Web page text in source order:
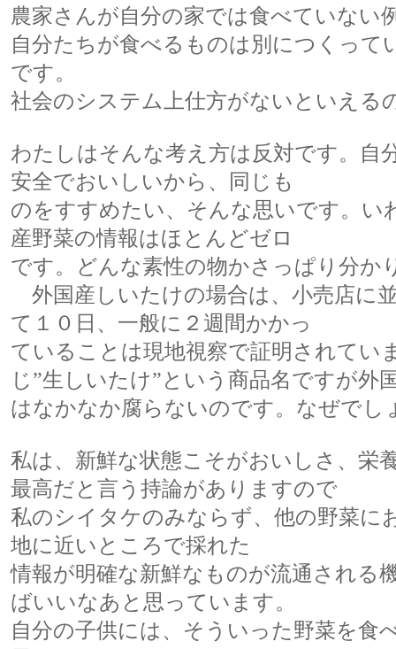
農家さんが自分の家では食べていない
自分たちが食べるものは別につくって
です。
社会のシステム上仕方がないといえる
わたしはそんな考え方は反対です。自
安全でおいしいから、同じも
のをすすめたい、そんな思いです。い
産野菜の情報はほとんどゼロ
です。どんな素性の物かさっぱり分か
外国産しいたけの場合は、小売店に
て１０日、一般に２週間かかっ
ていることは現地視察で証明されて
じ”生しいたけ”という商品名ですが外
はなかなか腐らないのです。なぜでし
私は、新鮮な状態こそがおいしさ、栄
最高だと言う持論がありますので
私のシイタケのみならず、他の野菜に
地に近いところで採れた
情報が明確な新鮮なものが流通される
ばいいなあと思っています。
自分の子供には、そういった野菜を食